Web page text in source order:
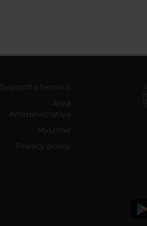
Supporto tecnico
Area
Amministrativa
MyUnivr
Privacy policy